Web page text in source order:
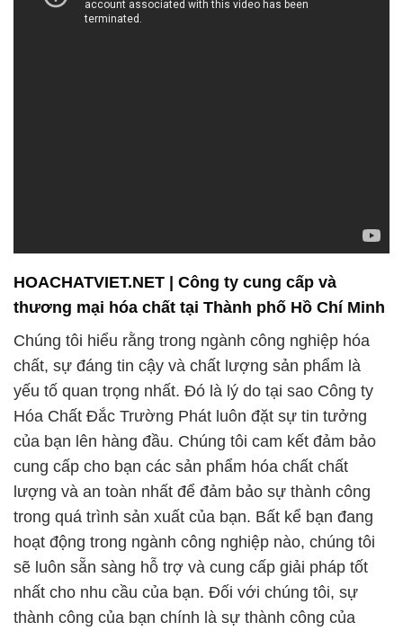
HOACHATVIET.NET | Công ty cung cấp và
thương mại hóa chất tại Thành phố Hồ Chí Minh
Chúng tôi hiểu rằng trong ngành công nghiệp hóa
chất, sự đáng tin cậy và chất lượng sản phẩm là
yếu tố quan trọng nhất. Đó là lý do tại sao Công ty
Hóa Chất Đắc Trường Phát luôn đặt sự tin tưởng
của bạn lên hàng đầu. Chúng tôi cam kết đảm bảo
cung cấp cho bạn các sản phẩm hóa chất chất
lượng và an toàn nhất để đảm bảo sự thành công
trong quá trình sản xuất của bạn. Bất kể bạn đang
hoạt động trong ngành công nghiệp nào, chúng tôi
sẽ luôn sẵn sàng hỗ trợ và cung cấp giải pháp tốt
nhất cho nhu cầu của bạn. Đối với chúng tôi, sự
thành công của bạn chính là sự thành công của